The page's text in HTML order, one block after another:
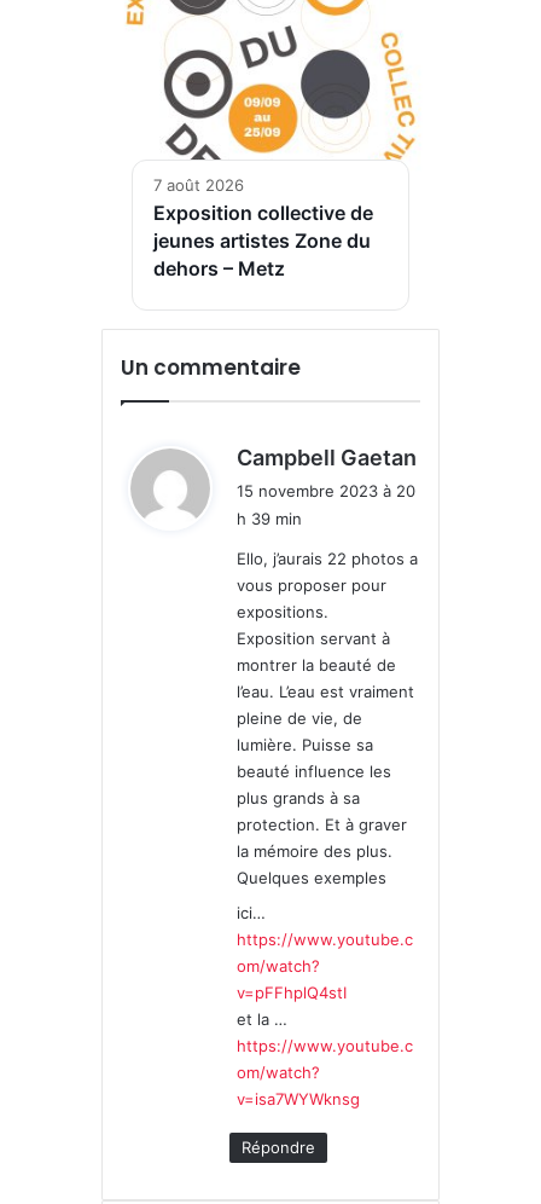
7 août 2026
Exposition collective de
jeunes artistes Zone du
dehors – Metz
Un commentaire
Campbell Gaetan
:
15 novembre 2023 à 20
h 39 min
Ello, j’aurais 22 photos a
vous proposer pour
expositions.
Exposition servant à
montrer la beauté de
l’eau. L’eau est vraiment
pleine de vie, de
lumière. Puisse sa
beauté influence les
plus grands à sa
protection. Et à graver
la mémoire des plus.
Quelques exemples
ici…
https://www.youtube.c
om/watch?
v=pFFhplQ4stI
et la …
https://www.youtube.c
om/watch?
v=isa7WYWknsg
Répondre